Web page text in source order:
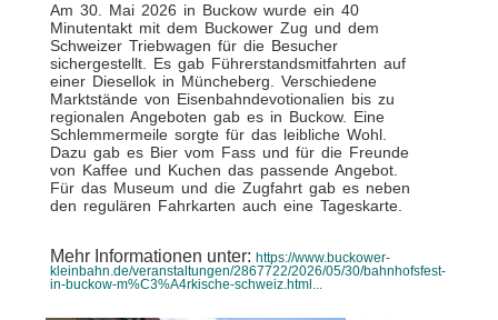
Am 30. Mai 2026 in Buckow wurde ein 40
Minutentakt mit dem Buckower Zug und dem
Schweizer Triebwagen für die Besucher
sichergestellt. Es gab Führerstandsmitfahrten auf
einer Diesellok in Müncheberg. Verschiedene
Marktstände von Eisenbahndevotionalien bis zu
regionalen Angeboten gab es in Buckow. Eine
Schlemmermeile sorgte für das leibliche Wohl.
Dazu gab es Bier vom Fass und für die Freunde
von Kaffee und Kuchen das passende Angebot.
Für das Museum und die Zugfahrt gab es neben
den regulären Fahrkarten auch eine Tageskarte.
Mehr Informationen unter: https://www.buckower-
kleinbahn.de/veranstaltungen/2867722/2026/05/30/bahnhofsfest-
in-buckow-m%C3%A4rkische-schweiz.html...